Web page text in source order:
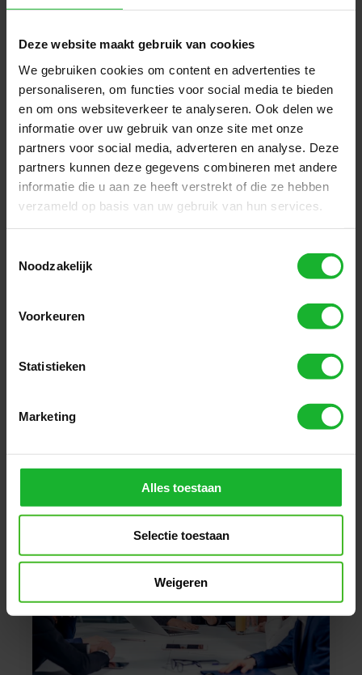
Deze website maakt gebruik van cookies
We gebruiken cookies om content en advertenties te
personaliseren, om functies voor social media te bieden
en om ons websiteverkeer te analyseren. Ook delen we
informatie over uw gebruik van onze site met onze
partners voor social media, adverteren en analyse. Deze
partners kunnen deze gegevens combineren met andere
informatie die u aan ze heeft verstrekt of die ze hebben
verzameld op basis van uw gebruik van hun services.
Noodzakelijk
Voorkeuren
Statistieken
Marketing
Alles toestaan
Selectie toestaan
Weigeren
oplossings suites
Supply Chain
Chain